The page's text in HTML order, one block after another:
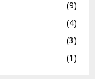
(9)
(4)
(3)
(1)